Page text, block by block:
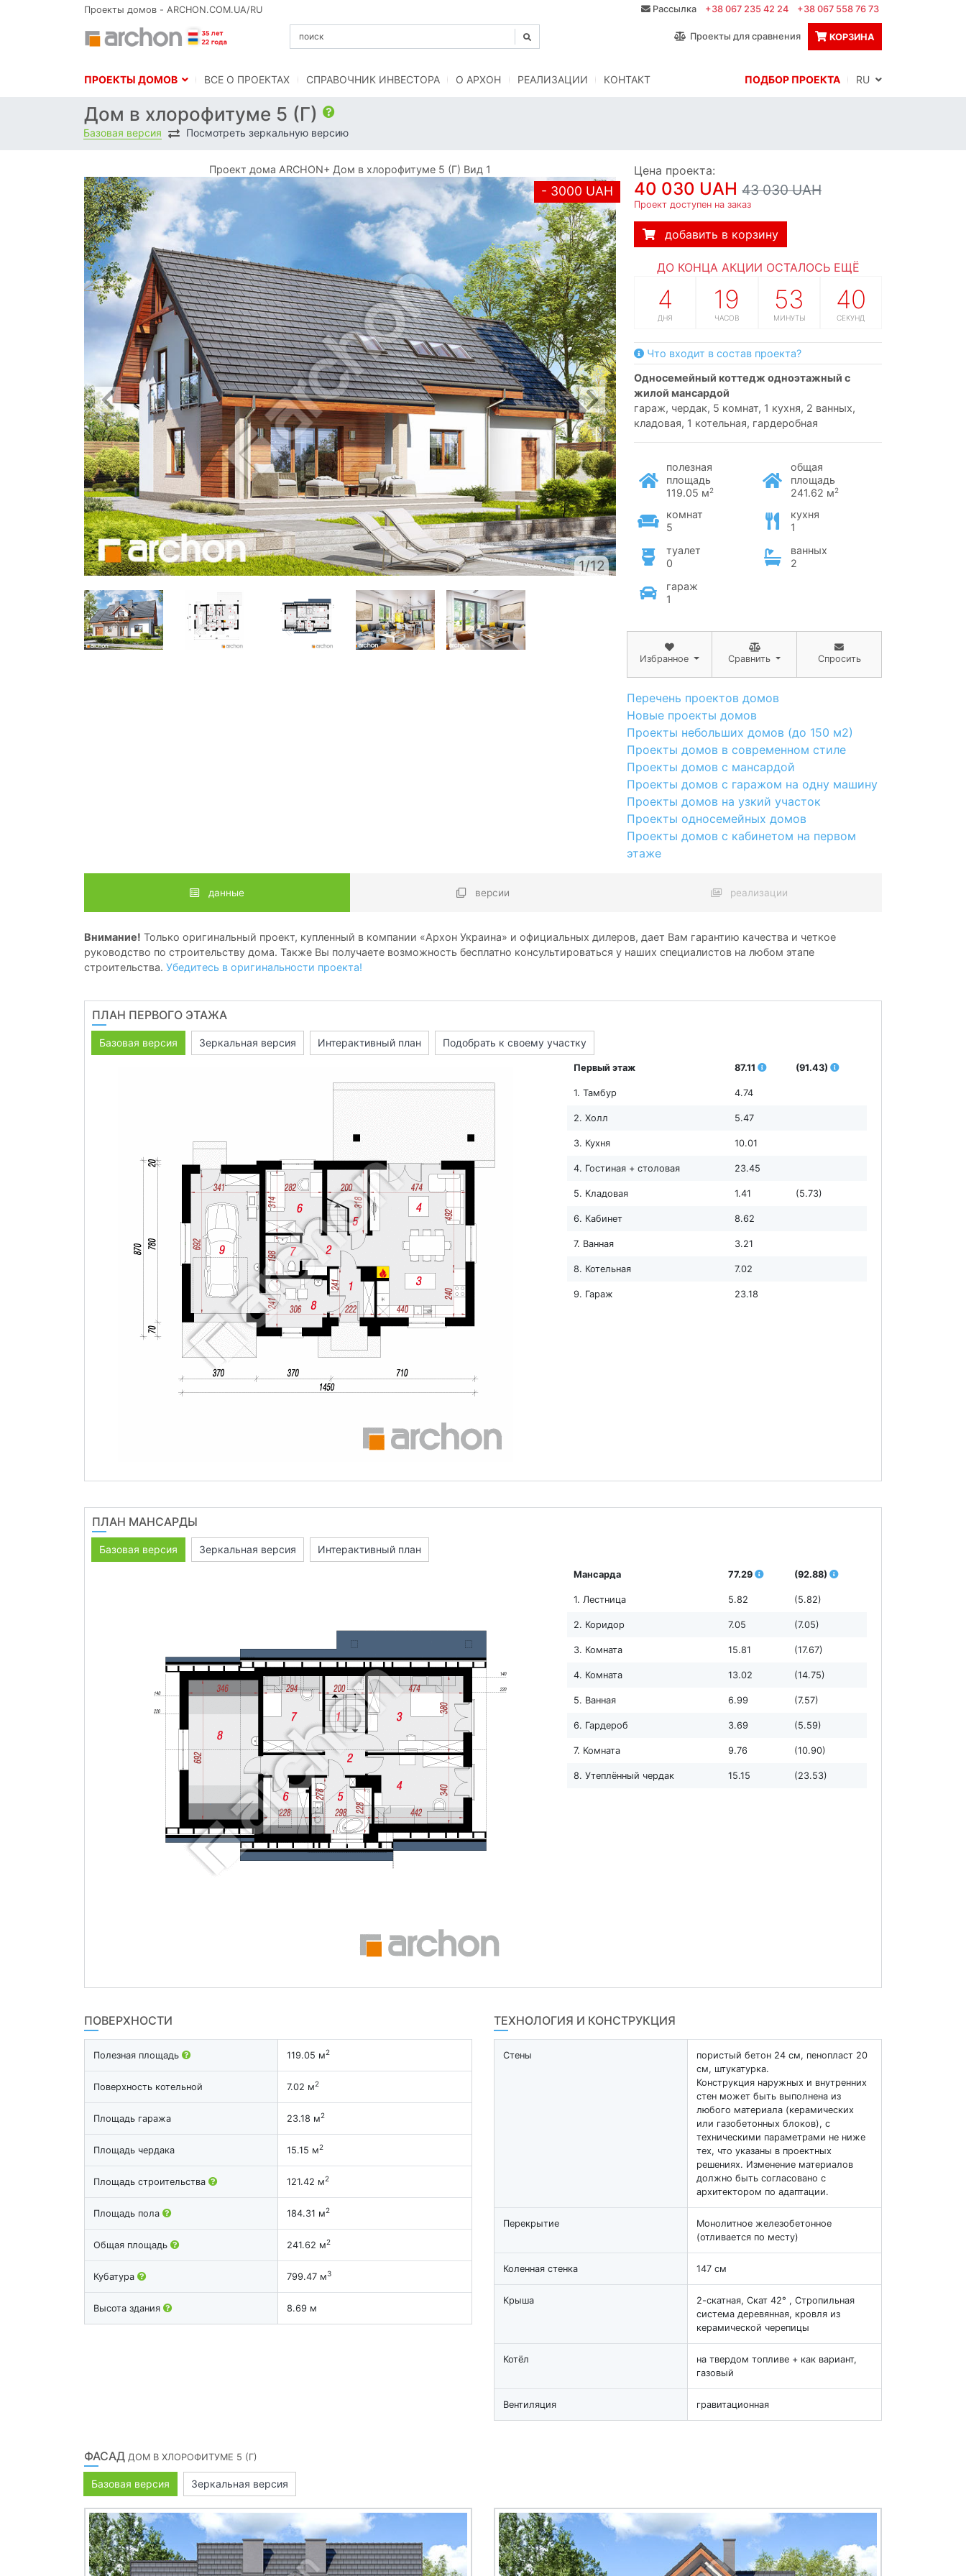
Проекты домов - ARCHON.COM.UA/RU Рассылка +38 067 235 42 24 +38 067 558 76 73
Проекты для сравнения КОРЗИНА
ПРОЕКТЫ ДОМОВ BСЕ О ПРОЕКТАХ СПРАВОЧНИК ИНВЕСТОРА O АРХОН РЕАЛИЗАЦИИ КОНТАКТ ПОДБОР ПРОЕКТА
Дом в хлорофитуме 5 (Г)
Базовая версия Посмотреть зеркальную версию
Проект дома ARCHON+ Дом в хлорофитуме 5 (Г) Вид 1
- 3000 UAH
1/12
Цена проекта:
40 030 UAH 43 030 UAH
Проект доступен на заказ
добавить в корзину
ДО КОНЦА АКЦИИ ОСТАЛОСЬ ЕЩЁ
4
ДНЯ
19
ЧАСОВ
53
МИНУТЫ
39
СЕКУНД
Что входит в состав проекта?
односемейный коттедж одноэтажный с
жилой мансардой
гараж, чердак, 5 комнат, 1 кухня, 2 ванных,
кладовая, 1 котельная, гардеробная
полезная
площадь
119.05 м2
общая
площадь
241.62 м2
комнат
5
кухня
1
туалет
0
ванных
2
гараж
1
Избранное Сравнить Спросить
Перечень проектов домов
Новые проекты домов
Проекты небольших домов (до 150 м2)
Проекты домов в современном стиле
Проекты домов с мансардой
Проекты домов с гаражом на одну машину
Проекты домов на узкий участок
Проекты односемейных домов
Проекты домов с кабинетом на первом
этаже
данные версии реализации
Внимание! Только оригинальный проект, купленный в компании «Архон Украина» и официальных дилеров, дает Вам гарантию качества и четкое
руководство по строительству дома. Также Вы получаете возможность бесплатно консультироваться у наших специалистов на любом этапе
строительства. Убедитесь в оригинальности проекта!
ПЛАН ПЕРВОГО ЭТАЖА
Базовая версия Зеркальная версия Интерактивный план Подобрать к своему участку
Первый этаж 87.11 (91.43)
1. Тамбур 4.74
2. Холл 5.47
3. Кухня 10.01
4. Гостиная + столовая 23.45
5. Кладовая 1.41 (5.73)
6. Кабинет 8.62
7. Ванная 3.21
8. Котельная 7.02
9. Гараж 23.18
ПЛАН МАНСАРДЫ
Базовая версия Зеркальная версия Интерактивный план
Мансарда 77.29 (92.88)
1. Лестница 5.82 (5.82)
2. Коридор 7.05 (7.05)
3. Комната 15.81 (17.67)
4. Комната 13.02 (14.75)
5. Ванная 6.99 (7.57)
6. Гардероб 3.69 (5.59)
7. Комната 9.76 (10.90)
8. Утеплённый чердак 15.15 (23.53)
ПОВЕРХНОСТИ
Полезная площадь 119.05 м2
Поверхность котельной 7.02 м2
Площадь гаража 23.18 м2
Площадь чердака 15.15 м2
Площадь строительства 121.42 м2
Площадь пола 184.31 м2
Общая площадь 241.62 м2
Кубатура 799.47 м3
Высота здания 8.69 м
ТЕХНОЛОГИЯ И КОНСТРУКЦИЯ
Стены
пористый бетон 24 см, пенопласт 20
см, штукатурка.
Конструкция наружных и внутренних
стен может быть выполнена из
любого материала (керамических
или газобетонных блоков), с
техническими параметрами не ниже
тех, что указаны в проектных
решениях. Изменение материалов
должно быть согласовано с
архитектором по адаптации.
Перекрытие
Монолитное железобетонное
(отливается по месту)
Коленная стенка 147 см
Крыша
2-скатная, Скат 42° , Стропильная
система деревянная, кровля из
керамической черепицы
Котёл
на твердом топливе + как вариант,
газовый
Вентиляция гравитационная
ФАСАД ДОМ В ХЛОРОФИТУМЕ 5 (Г)
Базовая версия Зеркальная версия